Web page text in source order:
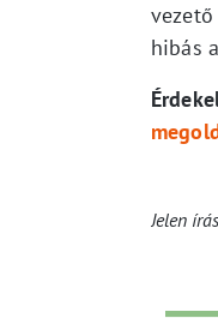
hibás
Jelen